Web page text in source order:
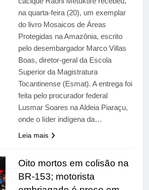
na quarta-feira (20), um exemplar
do livro Mosaicos de Áreas
Protegidas na Amazônia, escrito
pelo desembargador Marco Villas
Boas, diretor-geral da Escola
Superior da Magistratura
Tocantinense (Esmat). A entrega foi
feita pelo procurador federal
Lusmar Soares na Aldeia Piaraçu,
onde o líder indígena da…
Leia mais
Oito mortos em colisão na
BR-153; motorista